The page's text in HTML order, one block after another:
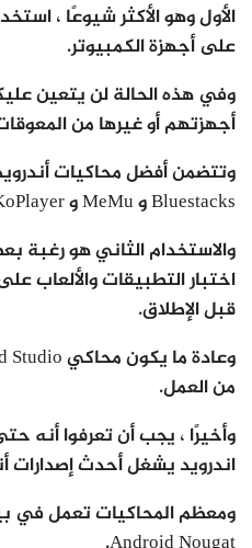
الأول وهو الأكثر شيوعًا ،
على أجهزة الكمبيوتر.
وفي هذه الحالة لن يتعين
أجهزتهم أو غيرها من
Bluestacks و MeMu و KoPlayer و Nox.
والاستخدام الثاني هو
اختبار التطبيقات والألعاب
قبل الإطلاق.
من العمل.
وأخيرًا ، يجب أن تعرفوا أنه
اندرويد يشغل أحدث إصدارات